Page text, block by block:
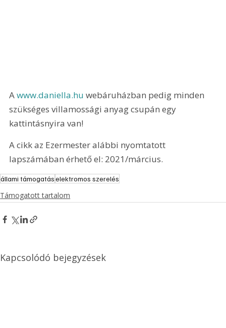
A www.daniella.hu webáruházban pedig minden
szükséges villamossági anyag csupán egy
kattintásnyira van!
A cikk az Ezermester alábbi nyomtatott
lapszámában érhető el: 2021/március.
állami támogatáselektromos szerelés
Támogatott tartalom
Kapcsolódó bejegyzések